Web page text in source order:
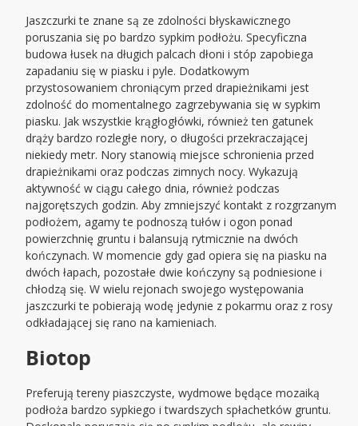
Jaszczurki te znane są ze zdolności błyskawicznego
poruszania się po bardzo sypkim podłożu. Specyficzna
budowa łusek na długich palcach dłoni i stóp zapobiega
zapadaniu się w piasku i pyle. Dodatkowym
przystosowaniem chroniącym przed drapieżnikami jest
zdolność do momentalnego zagrzebywania się w sypkim
piasku. Jak wszystkie krągłogłówki, również ten gatunek
drąży bardzo rozległe nory, o długości przekraczającej
niekiedy metr. Nory stanowią miejsce schronienia przed
drapieżnikami oraz podczas zimnych nocy. Wykazują
aktywność w ciągu całego dnia, również podczas
najgorętszych godzin. Aby zmniejszyć kontakt z rozgrzanym
podłożem, agamy te podnoszą tułów i ogon ponad
powierzchnię gruntu i balansują rytmicznie na dwóch
kończynach. W momencie gdy gad opiera się na piasku na
dwóch łapach, pozostałe dwie kończyny są podniesione i
chłodzą się. W wielu rejonach swojego występowania
jaszczurki te pobierają wodę jedynie z pokarmu oraz z rosy
odkładającej się rano na kamieniach.
Biotop
Preferują tereny piaszczyste, wydmowe będące mozaiką
podłoża bardzo sypkiego i twardszych spłachetków gruntu.